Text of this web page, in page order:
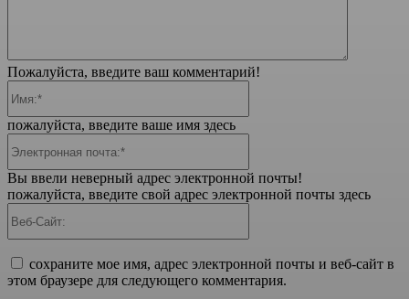
Пожалуйста, введите ваш комментарий!
пожалуйста, введите ваше имя здесь
Вы ввели неверный адрес электронной почты!
пожалуйста, введите свой адрес электронной почты здесь
сохраните мое имя, адрес электронной почты и веб-сайт в
этом браузере для следующего комментария.